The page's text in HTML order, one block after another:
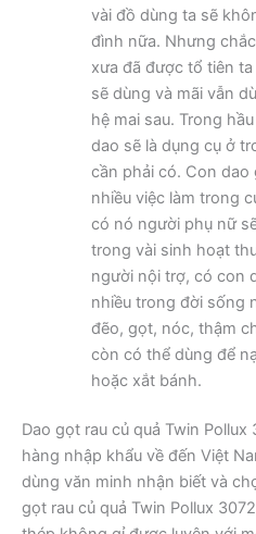
vài đồ dùng ta sẽ
đình nữa. Nhưng
xưa đã được tổ tiên
sẽ dùng và mãi vẫn
hệ mai sau. Trong
dao sẽ là dụng cụ ở
cần phải có. Con
nhiều việc làm trong
có nó người phụ nữ
trong vài sinh hoạt
người nội trợ, có con
nhiều trong đời sống
đẽo, gọt, nóc, thậm
còn có thể dùng để
hoặc xắt bánh.
Dao gọt rau củ quả Twin
hàng nhập khẩu về đến Việt
dùng văn minh nhận biết và
gọt rau củ quả Twin Pollux